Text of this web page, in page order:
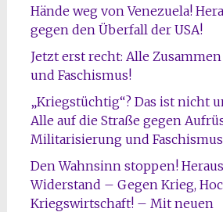
Hände weg von Venezuela!
gegen den Überfall der USA!
Jetzt erst recht: Alle
und Faschismus!
„Kriegstüchtig“? Das ist nicht
Alle auf die Straße gegen
Militarisierung und
Den Wahnsinn stoppen!
Widerstand – Gegen Krieg,
Kriegswirtschaft! – Mit neuen